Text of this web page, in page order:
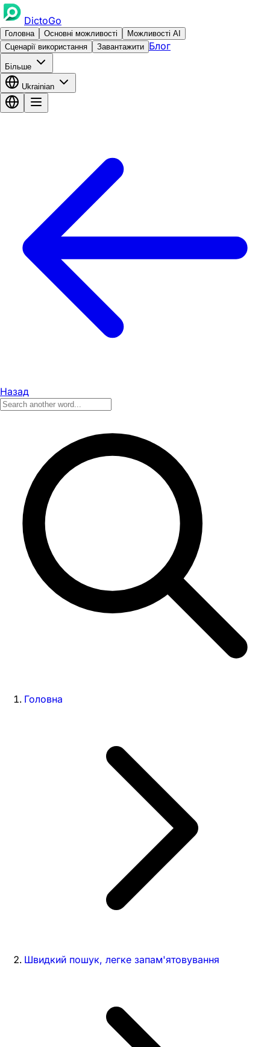
DictoGo
Головна Основні можливості
Можливості AI
Сценарії використання
Завантажити Блог
Більше
Ukrainian
Назад
Головна
Швидкий пошук, легке запам'ятовування